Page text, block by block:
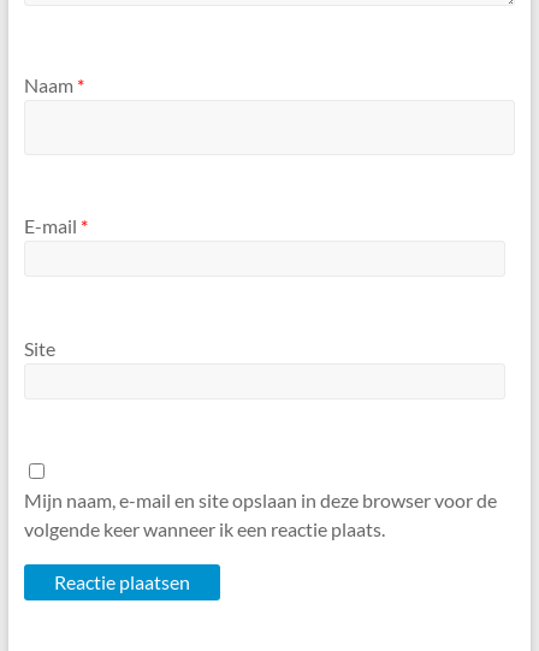
Naam *
E-mail *
Site
Mijn naam, e-mail en site opslaan in deze browser voor de
volgende keer wanneer ik een reactie plaats.